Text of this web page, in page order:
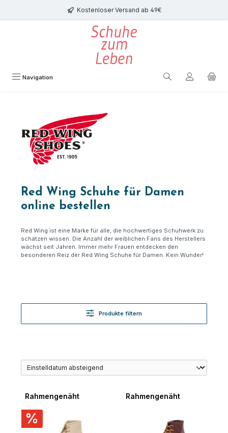
Zum Hauptinhalt springen Kostenloser Versand ab 49€
Navigation
Red Wing Schuhe für Damen
online bestellen
Red Wing ist eine Marke für alle, die hochwertiges Schuhwerk zu
schätzen wissen. Die Anzahl der weiblichen Fans des Herstellers
wächst seit Jahren. Immer mehr Frauen entdecken den
besonderen Reiz der Red Wing Schuhe für Damen. Kein Wunder!
Produkte filtern
Rahmengenäht
%
Rahmengenäht